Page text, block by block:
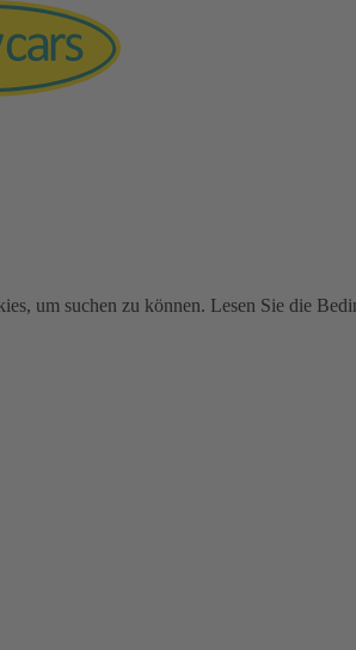
um suchen zu können. Lesen Sie die